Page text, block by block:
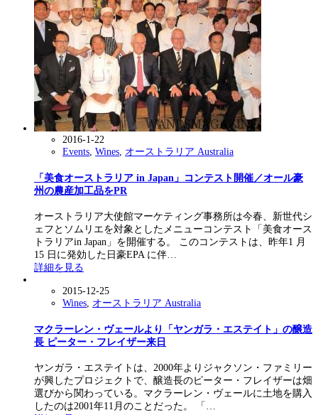
2016-1-22
Events Wines オーストラリア Australia
「美食オーストラリア in Japan」コンテスト開催／オール豪
州の農産加工品をPR
オーストラリア大使館マーケティング事務所は今春、新世代シ
ェフとソムリエを対象としたメニューコンテスト「美食オース
トラリアin Japan」を開催する。 このコンテストは、昨年1 月
15 日に発効した日豪EPA に伴…
詳細を見る
2015-12-25
Wines, オーストラリア Australia
マクラーレン・ヴェールより「ヤンガラ・エステイト」の醸造
長 ピーター・フレイザー来日
ヤンガラ・エステイトは、2000年よりジャクソン・ファミリー
が興したプロジェクトで、醸造長のピーター・フレイザーは畑
選びから関わっている。マクラーレン・ヴェールに土地を購入
したのは2001年11月のことだった。 「…